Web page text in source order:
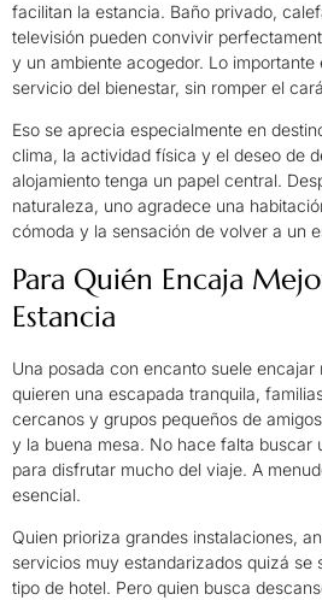
facilitan la estancia. Baño privado,
televisión pueden convivir
y un ambiente acogedor. Lo importante
servicio del bienestar, sin romper el
Eso se aprecia especialmente en
clima, la actividad física y el deseo de
alojamiento tenga un papel central.
naturaleza, uno agradece una
cómoda y la sensación de volver a un
Para Quién Encaja
Estancia
Una posada con encanto suele
quieren una escapada tranquila,
cercanos y grupos pequeños de
y la buena mesa. No hace falta buscar
para disfrutar mucho del viaje. A
esencial.
Quien prioriza grandes instalaciones,
servicios muy estandarizados quizá se
tipo de hotel. Pero quien busca